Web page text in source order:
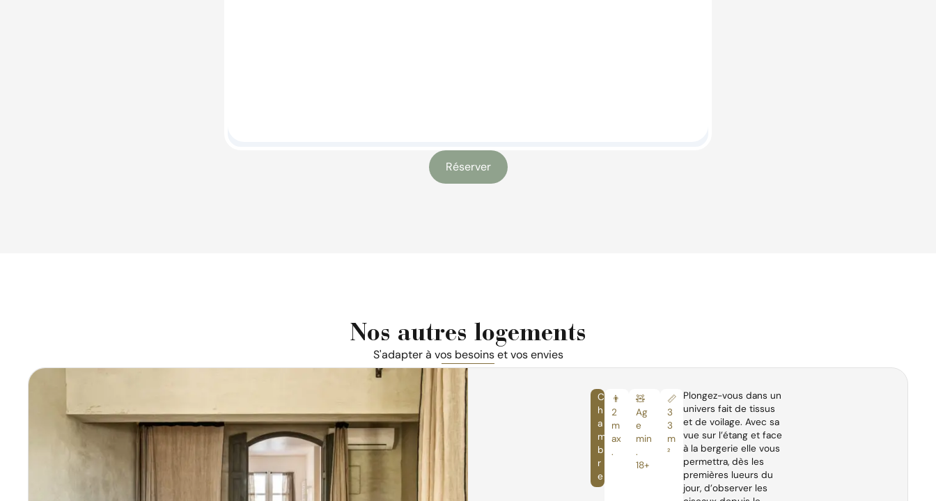
Réserver
Nos autres logements
S'adapter à vos besoins et vos envies
C
h
a
m
b
r
e
👨
2
m
ax
.
🧸
Ag
e
min
.
18+
📏
3
3
m
²
Plongez-vous dans un
univers fait de tissus
et de voilage. Avec sa
vue sur l’étang et face
à la bergerie elle vous
permettra, dès les
premières lueurs du
jour, d’observer les